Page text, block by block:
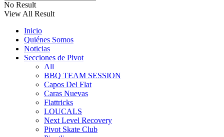
No Result
View All Result
Inicio
Quiénes Somos
Noticias
Secciones de Pivot
All
BBQ TEAM SESSION
Capos Del Flat
Caras Nuevas
Flattricks
LOUCALS
Next Level Recovery
Pivot Skate Club